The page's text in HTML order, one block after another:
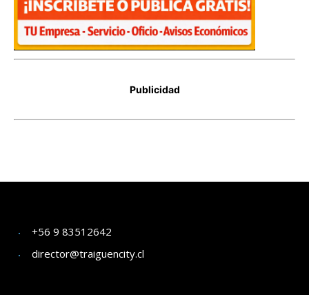
+56 9 83512642
director@traiguencity.cl